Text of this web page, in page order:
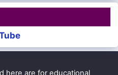
here are for educational